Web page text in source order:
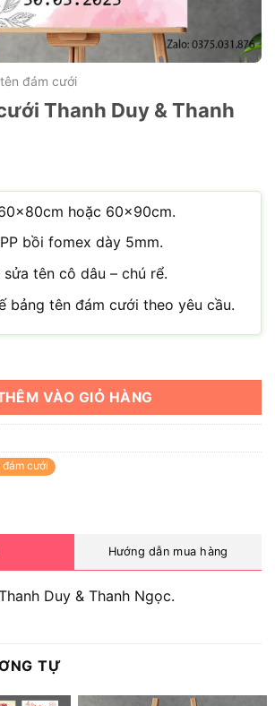
đám cưới
Thanh Duy & Thanh
hoặc 60x90cm.
bồi fomex dày 5mm.
tên cô dâu – chú rể.
bảng tên đám cưới theo yêu cầu.
Duy & Thanh Ngọc số lượng
VÀO GIỎ HÀNG
đám cưới
Hướng dẫn mua hàng
Duy & Thanh Ngọc.
TỰ